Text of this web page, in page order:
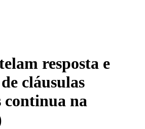
resposta e
cláusulas
continua na